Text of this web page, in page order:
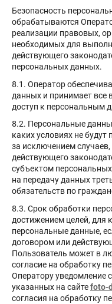
Безопасность
обрабатываются
реализации правовых,
необходимых для
действующего
персональных данных.
8.1. Оператор
данных и принимает
доступ к персональным
8.2. Персональные
каких условиях не
за исключением
действующего
субъектом
на передачу данных
обязательств по
8.3. Срок обработки
достижением целей, для
персональные данные,
договором или
Пользователь может в
согласие на обработку
Оператору уведомление
указанных на сайтеfoto-
согласия на обработку